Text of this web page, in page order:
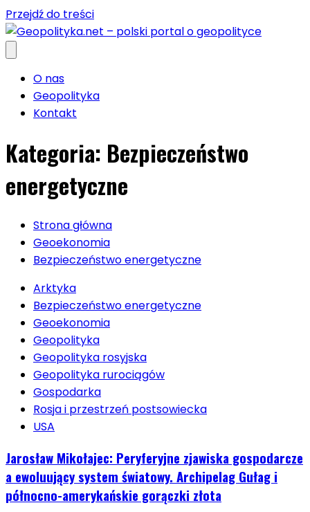
Przejdź do treści
O nas
Geopolityka
Kontakt
Kategoria: Bezpieczeństwo
energetyczne
Strona główna
Geoekonomia
Bezpieczeństwo energetyczne
Arktyka
Bezpieczeństwo energetyczne
Geoekonomia
Geopolityka
Geopolityka rosyjska
Geopolityka rurociągów
Gospodarka
Rosja i przestrzeń postsowiecka
USA
Jarosław Mikołajec: Peryferyjne zjawiska gospodarcze
a ewoluujący system światowy. Archipelag Gułag i
północno-amerykańskie gorączki złota